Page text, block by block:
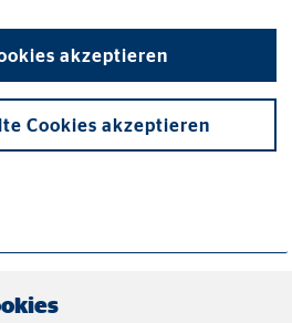
du deine Kund*innen bei
und der Erreichung ihrer Ziele.
OVB-Teams
akzeptieren
Cookies akzeptieren